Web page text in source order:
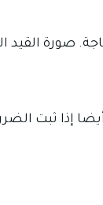
صورة القيد
إذا ثبت